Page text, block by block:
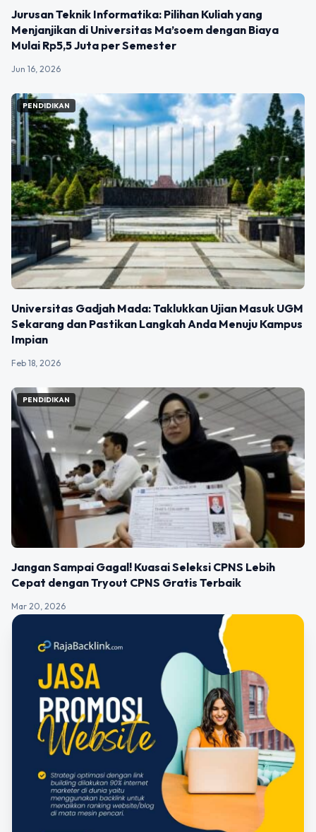
Jurusan Teknik Informatika: Pilihan Kuliah yang
Menjanjikan di Universitas Ma’soem dengan Biaya
Mulai Rp5,5 Juta per Semester
Jun 16, 2026
PENDIDIKAN
Universitas Gadjah Mada: Taklukkan Ujian Masuk UGM
Sekarang dan Pastikan Langkah Anda Menuju Kampus
Impian
Feb 18, 2026
PENDIDIKAN
Jangan Sampai Gagal! Kuasai Seleksi CPNS Lebih
Cepat dengan Tryout CPNS Gratis Terbaik
Mar 20, 2026